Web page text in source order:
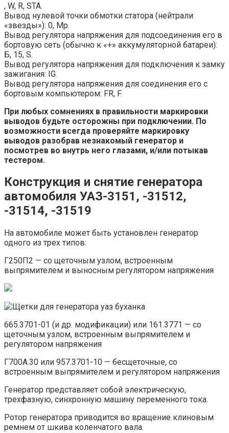
, W, R, STA.
Вывод нулевой точки обмотки статора (нейтрали
«звезды»): 0, Мр.
Вывод регулятора напряжения для подсоединения его в
бортовую сеть (обычно к «+» аккумуляторной батареи):
Б, 15, S.
Вывод регулятора напряжения для подключения к замку
зажигания: IG.
Вывод регулятора напряжения для соединения его с
бортовым компьютером: FR, F.
При любых сомнениях в правильности маркировки
выводов будьте осторожны при подключении. По
возможности всегда проверяйте маркировку
выводов разобрав незнакомый генератор и
посмотрев во внутрь него глазами, и/или потыкав
тестером.
Конструкция и снятие генератора
автомобиля УАЗ-3151, -31512,
-31514, -31519
На автомобиле может быть установлен генератор
одного из трех типов:
Г250П2 — со щеточным узлом, встроенным
выпрямителем и выносным регулятором напряжения
665.3701-01 (и др. модификации) или 161.3771 — со
щеточным узлом, встроенным выпрямителем и
регулятором напряжения
Г700А.30 или 957.3701-10 — бесщеточные, со
встроенным выпрямителем и регулятором напряжения
Генератор представляет собой электрическую,
трехфазную, синхронную машину переменного тока.
Ротор генератора приводится во вращение клиновым
ремнем от шкива коленчатого вала.